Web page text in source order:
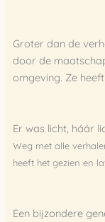
Groter dan de
door de
omgeving. Ze
Er was licht, háár
Weg met alle
heeft het gezien en
Een bijzondere